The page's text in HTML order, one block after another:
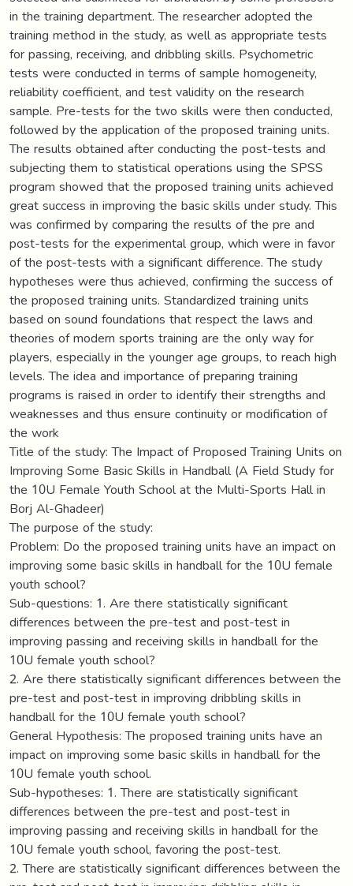
in the training department. The researcher adopted the
training method in the study, as well as appropriate tests
for passing, receiving, and dribbling skills. Psychometric
tests were conducted in terms of sample homogeneity,
reliability coefficient, and test validity on the research
sample. Pre-tests for the two skills were then conducted,
followed by the application of the proposed training units.
The results obtained after conducting the post-tests and
subjecting them to statistical operations using the SPSS
program showed that the proposed training units achieved
great success in improving the basic skills under study. This
was confirmed by comparing the results of the pre and
post-tests for the experimental group, which were in favor
of the post-tests with a significant difference. The study
hypotheses were thus achieved, confirming the success of
the proposed training units. Standardized training units
based on sound foundations that respect the laws and
theories of modern sports training are the only way for
players, especially in the younger age groups, to reach high
levels. The idea and importance of preparing training
programs is raised in order to identify their strengths and
weaknesses and thus ensure continuity or modification of
the work
Title of the study: The Impact of Proposed Training Units on
Improving Some Basic Skills in Handball (A Field Study for
the 10U Female Youth School at the Multi-Sports Hall in
Borj Al-Ghadeer)
The purpose of the study:
Problem: Do the proposed training units have an impact on
improving some basic skills in handball for the 10U female
youth school?
Sub-questions: 1. Are there statistically significant
differences between the pre-test and post-test in
improving passing and receiving skills in handball for the
10U female youth school?
2. Are there statistically significant differences between the
pre-test and post-test in improving dribbling skills in
handball for the 10U female youth school?
General Hypothesis: The proposed training units have an
impact on improving some basic skills in handball for the
10U female youth school.
Sub-hypotheses: 1. There are statistically significant
differences between the pre-test and post-test in
improving passing and receiving skills in handball for the
10U female youth school, favoring the post-test.
2. There are statistically significant differences between the